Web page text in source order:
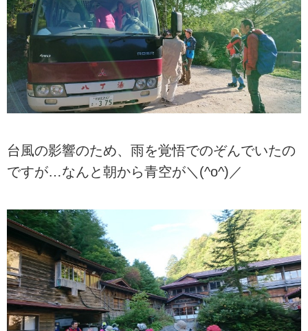
台風の影響のため、雨を覚悟でのぞんでいたの
ですが…なんと朝から青空が＼(^o^)／